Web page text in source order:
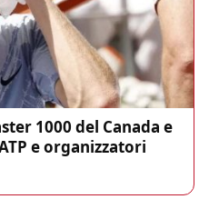
1000 del Canada e
e organizzatori